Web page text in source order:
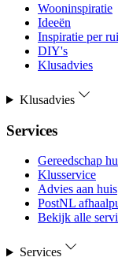
Wooninspiratie
Ideeën
Inspiratie per
DIY's
Klusadvies
Klusadvies
Services
Gereedschap
Klusservice
Advies aan huis
PostNL
Bekijk alle
Services